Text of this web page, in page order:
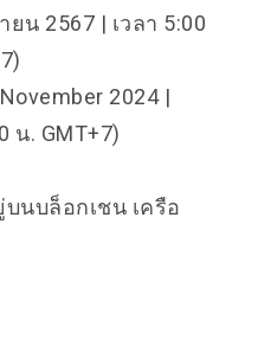
น 2567 | เวลา 5:00
2024 |
น. GMT+7)
นบล็อกเชน เครือ